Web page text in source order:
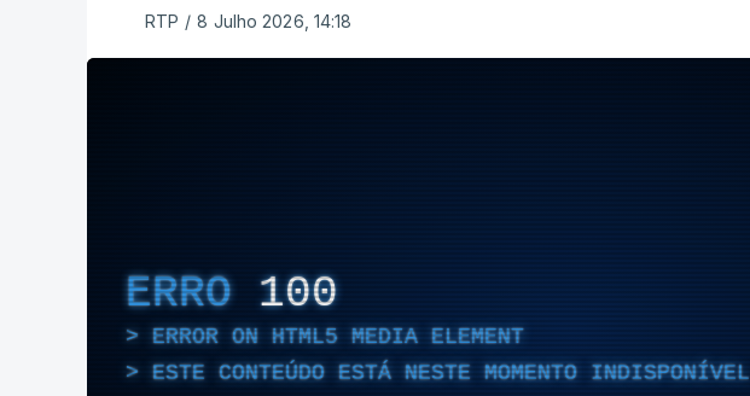
RTP / 8 Julho 2026, 14:18
ERRO 100
ERROR ON HTML5 MEDIA ELEMENT
ESTE CONTEÚDO ESTÁ NESTE MOMENTO INDISPONÍVEL